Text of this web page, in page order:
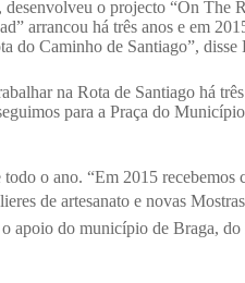
o projecto “On The
arrancou há três anos e em
do Caminho de Santiago”, disse
na Rota de Santiago há
para a Praça do
o ano. “Em 2015 recebemos
de artesanato e novas
apoio do município de Braga,